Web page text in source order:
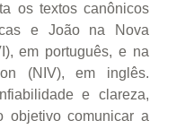
os textos canônicos
e João na Nova
em português, e na
(NIV), em inglês.
e clareza,
objetivo comunicar a